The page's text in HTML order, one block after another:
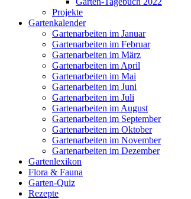
Projekte
Gartenkalender
Gartenarbeiten im Januar
Gartenarbeiten im Februar
Gartenarbeiten im März
Gartenarbeiten im April
Gartenarbeiten im Mai
Gartenarbeiten im Juni
Gartenarbeiten im Juli
Gartenarbeiten im August
Gartenarbeiten im September
Gartenarbeiten im Oktober
Gartenarbeiten im November
Gartenarbeiten im Dezember
Gartenlexikon
Flora & Fauna
Garten-Quiz
Rezepte